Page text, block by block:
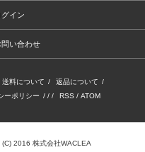
グイン
問い合わせ
送料について / 返品について /
ーポリシー / / / RSS / ATOM
2016 株式会社WACLEA